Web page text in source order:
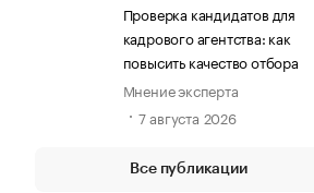
Проверка кандидатов для
кадрового агентства: как
повысить качество отбора
Мнение эксперта
7 августа 2026
Все публикации